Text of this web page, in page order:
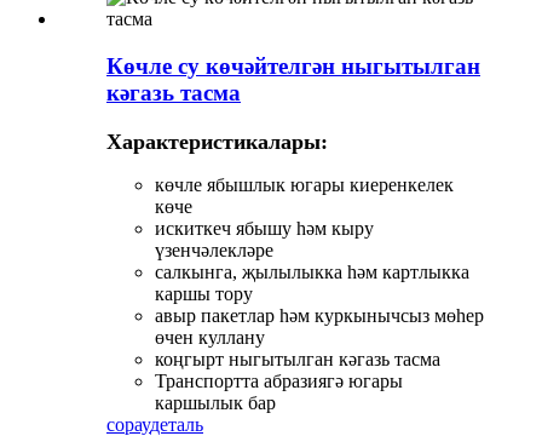
Көчле су көчәйтелгән ныгытылган
кәгазь тасма
Характеристикалары:
көчле ябышлык югары киеренкелек
көче
искиткеч ябышу һәм кыру
үзенчәлекләре
салкынга, җылылыкка һәм картлыкка
каршы тору
авыр пакетлар һәм куркынычсыз мөһер
өчен куллану
коңгырт ныгытылган кәгазь тасма
Транспортта абразиягә югары
каршылык бар
сораудеталь